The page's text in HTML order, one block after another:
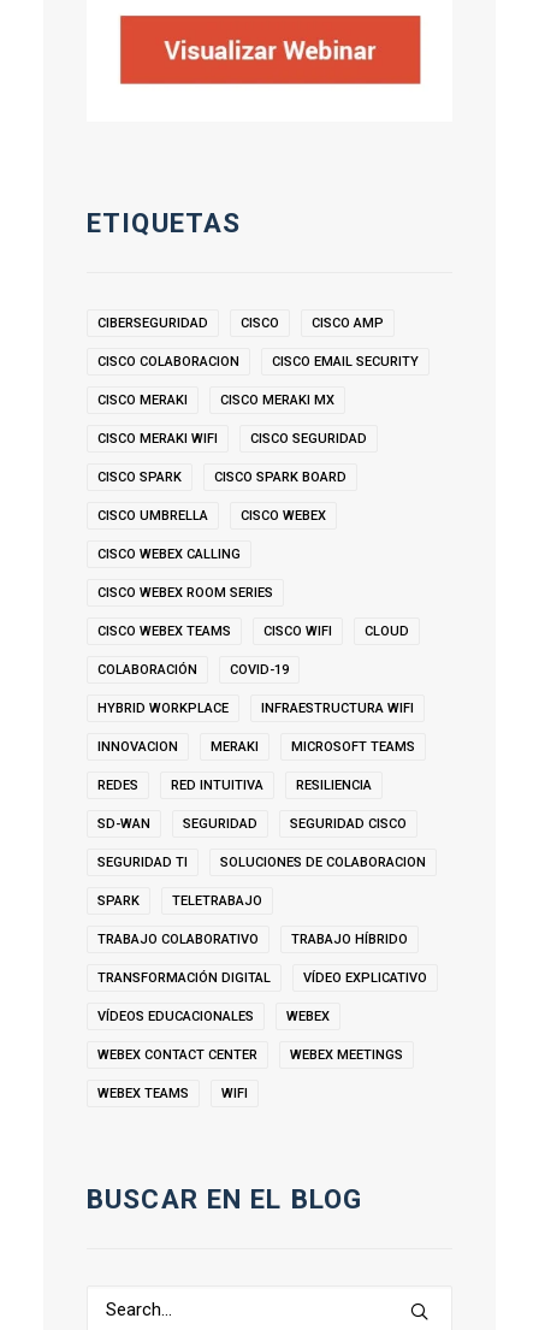
ETIQUETAS
CIBERSEGURIDAD CISCO CISCO AMP
CISCO COLABORACION CISCO EMAIL SECURITY
CISCO MERAKI CISCO MERAKI MX
CISCO MERAKI WIFI CISCO SEGURIDAD
CISCO SPARK CISCO SPARK BOARD
CISCO UMBRELLA CISCO WEBEX
CISCO WEBEX CALLING
CISCO WEBEX ROOM SERIES
CISCO WEBEX TEAMS CISCO WIFI CLOUD
COLABORACIÓN COVID-19
HYBRID WORKPLACE INFRAESTRUCTURA WIFI
INNOVACION MERAKI MICROSOFT TEAMS
REDES RED INTUITIVA RESILIENCIA
SD-WAN SEGURIDAD SEGURIDAD CISCO
SEGURIDAD TI SOLUCIONES DE COLABORACION
SPARK TELETRABAJO
TRABAJO COLABORATIVO TRABAJO HÍBRIDO
TRANSFORMACIÓN DIGITAL VÍDEO EXPLICATIVO
VÍDEOS EDUCACIONALES WEBEX
WEBEX CONTACT CENTER WEBEX MEETINGS
WEBEX TEAMS WIFI
BUSCAR EN EL BLOG